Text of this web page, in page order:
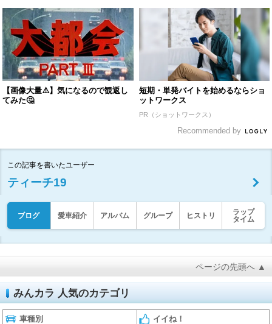
【画像大量⚠️】気になるので観返し
てみた🤔
短期・単発バイトを始めるならショ
ットワークス
PR（ショットワークス）
Recommended by
この記事を書いたユーザー
ティーチ19
ブログ 愛車紹介 アルバム グループ ヒストリ
ラップ
タイム
ページの先頭へ ▲
みんカラ 人気のカテゴリ
車種別 イイね！